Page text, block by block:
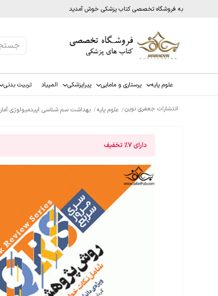
به فروشگاه تخصصی کتاب پزشکی خوش آمدید
علوم پایه پرستاری و مامایی پیراپزشکی المپیاد تربیت بدنی
انتشارات جعفری نوین علوم پایه بهداشت سم شناسی اپیدمیولوژی آمار
دارای7% تخفیف